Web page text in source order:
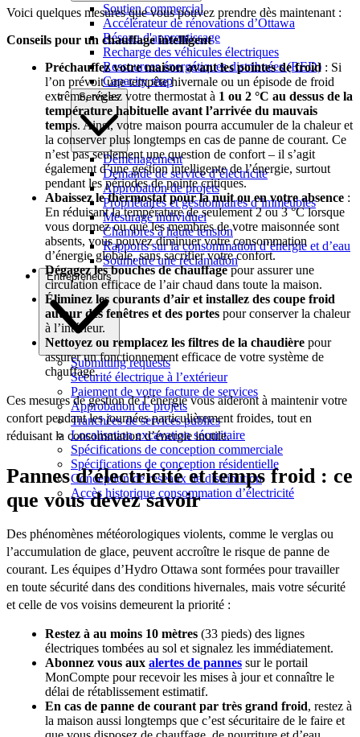
Soutien commercial
Accélérateur de rénovations d’Ottawa
Réseau d'apprentissage
Recharge des véhicules électriques
Ressources énergétiques distribuées (RED)
Capacity map
Services
Déménagement
Demande de service d’électricité
Approbation de projets
Propriétaires et gestionnaires d’immeubles
Mesurage individuel
Chambres à haute tension
Rapports sur la consommation d’énergie et d’eau
Soumettre une réclamation
Entrepreneurs
Submitting requests
Sécurité électrique à l’extérieur
Paiement de votre facture de services
Approbation de projets
Tranchées de services publics
Localisation excavation sécuritaire
Spécifications de conception commerciale
Spécifications de conception résidentielle
Conception de réseaux de distribution
Accès historique consommation d’électricité
Voici quelques mesures que vous pouvez prendre dès maintenant :
Conseils pour un chauffage intelligent
Préchauffez votre maison avant les pointes de froid : Si
l’on prévoit une tempête hivernale ou un épisode de froid
extrême, réglez votre thermostat à 1 ou 2 °C au dessus de la
température habituelle avant l’arrivée du mauvais
temps. Ainsi, votre maison pourra accumuler de la chaleur et
la conserver plus longtemps en cas de panne de courant. Ce
n’est pas seulement une question de confort – il s’agit
également d’une gestion intelligente de l’énergie, surtout
pendant les périodes de pointe critiques.
Abaissez le thermostat pour la nuit ou en votre absence :
En réduisant la température de seulement 2 ou 3 °C lorsque
vous dormez ou que les membres de votre maisonnée sont
absents, vous pouvez diminuer votre consommation
d’énergie globale, sans sacrifier votre confort.
Dégagez les bouches de chauffagepour assurer une
circulation efficace de l’air chaud dans toute la maison.
Éliminez les courants d’air et installez des coupe froid
autour des fenêtres et des portes pour conserver la chaleur
à l’intérieur.
Nettoyez ou remplacez les filtres de la chaudière pour
assurer un fonctionnement efficace de votre système de
chauffage.
Ces mesures de gestion de l’énergie vous aideront à maintenir votre
confort pendant les journées particulièrement froides, tout en
réduisant la consommation d’énergie inutile.
Pannes d’électricité et temps froid : ce
que vous devez savoir
Des phénomènes météorologiques violents, comme le verglas ou
l’accumulation de glace, peuvent accroître le risque de panne de
courant. Les équipes d’Hydro Ottawa sont formées pour travailler
en toute sécurité dans des conditions hivernales, mais votre sécurité
et celle de vos voisins demeurent la priorité :
Restez à au moins 10 mètres (33 pieds) des lignes
électriques tombées au sol et signalez les immédiatement.
Abonnez vous aux alertes de pannes sur le portail
MonCompte pour recevoir les mises à jour et connaître le
délai de rétablissement estimatif.
En cas de panne de courant par très grand froid, restez à
la maison aussi longtemps que c’est sécuritaire de le faire et